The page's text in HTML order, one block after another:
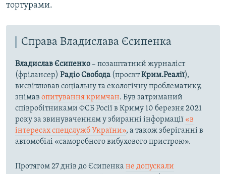
тортурами.
Справа Владислава Єсипенка
Владислав Єсипенко– позаштатний журналіст
(фрілансер) Радіо Свобода (проєктКрим.Реалії),
висвітлював соціальну та екологічну проблематику,
знімав опитування кримчан. Був затриманий
співробітниками ФСБ Росії в Криму 10 березня 2021
року за звинуваченням у збиранні інформації «в
інтересах спецслужб України», а також зберіганні в
автомобілі «саморобного вибухового пристрою».
Протягом 27 днів до Єсипенка не допускали